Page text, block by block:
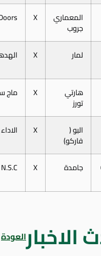
المعماري
جروب
X
لمار X
هارتي
تورز
X ماج
البو (
فاركو)
X الاداء
جامدة X
N.S.C
الاخبارالعودة